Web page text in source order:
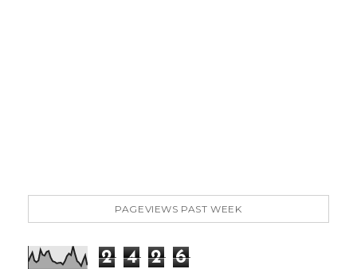
PAGEVIEWS PAST WEEK
2 4 2 6